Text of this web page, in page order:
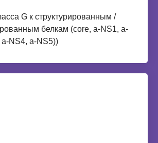
G к структурированным /
белкам (core, a-NS1, a-
NS4, a-NS5))